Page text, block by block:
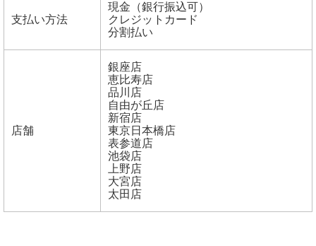
支払い方法
現金（銀行振込可）
クレジットカード
分割払い
店舗
銀座店
恵比寿店
品川店
自由が丘店
新宿店
東京日本橋店
表参道店
池袋店
上野店
大宮店
太田店